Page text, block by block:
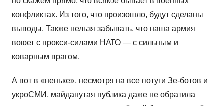
конфликтах. Из того, что произошло, будут сделаны
выводы. Также нельзя забывать, что наша армия
воюет с прокси-силами НАТО — с сильным и
коварным врагом.
А вот в «неньке», несмотря на все потуги Зе-ботов и
укроСМИ, майданутая публика даже не обратила